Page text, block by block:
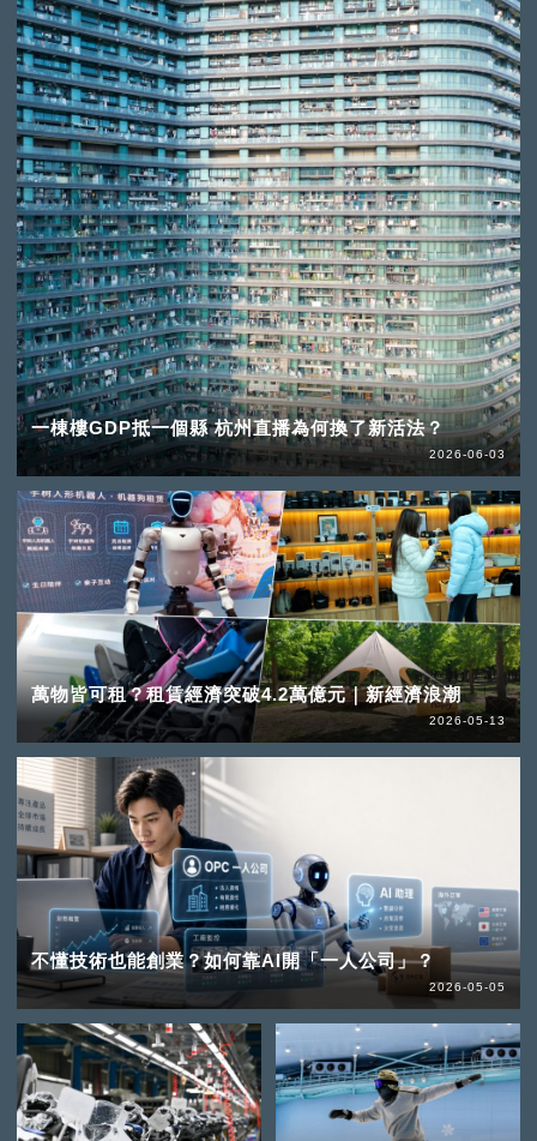
一棟樓GDP抵一個縣 杭州直播為何換了新活法？
2026-06-03
萬物皆可租？租賃經濟突破4.2萬億元｜新經濟浪潮
2026-05-13
不懂技術也能創業？如何靠AI開「一人公司」？
2026-05-05